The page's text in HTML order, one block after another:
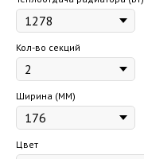
Кол-во секций
Ширина (ММ)
Цвет